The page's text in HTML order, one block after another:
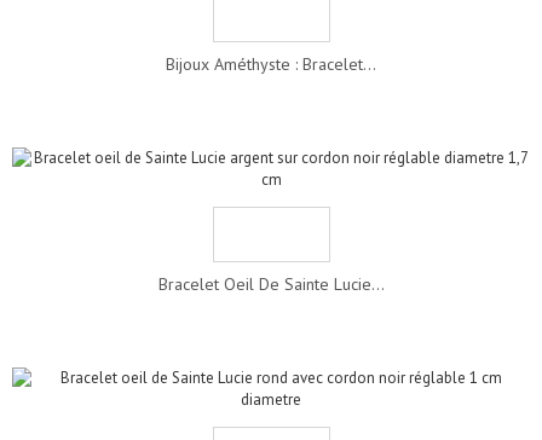
Bijoux Améthyste : Bracelet...
Bracelet Oeil De Sainte Lucie...